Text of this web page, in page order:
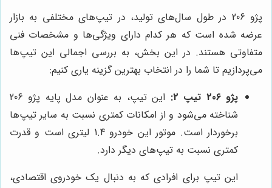
پژو 206 در طول سال‌های تولید، در تیپ‌های مختلفی به بازار
عرضه شده است که هر کدام دارای ویژگی‌ها و مشخصات فنی
متفاوتی هستند. در این بخش، به بررسی اجمالی این تیپ‌ها
می‌پردازیم تا شما را در انتخاب بهترین گزینه یاری کنیم:
پژو 206 تیپ 2:
این تیپ، به عنوان مدل پایه پژو 206
شناخته می‌شود و از امکانات کمتری نسبت به سایر تیپ‌ها
برخوردار است. موتور این خودرو 1.4 لیتری است و قدرت
کمتری نسبت به تیپ‌های دیگر دارد.
این تیپ برای افرادی که به دنبال یک خودروی اقتصادی،